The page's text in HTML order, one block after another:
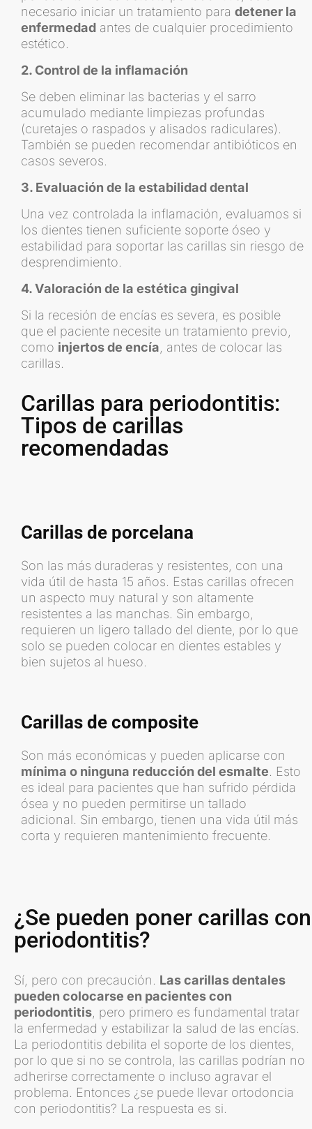
necesario iniciar un tratamiento para detener la
enfermedad antes de cualquier procedimiento
estético.
2. Control de la inflamación
Se deben eliminar las bacterias y el sarro
acumulado mediante limpiezas profundas
(curetajes o raspados y alisados radiculares).
También se pueden recomendar antibióticos en
casos severos.
3. Evaluación de la estabilidad dental
Una vez controlada la inflamación, evaluamos si
los dientes tienen suficiente soporte óseo y
estabilidad para soportar las carillas sin riesgo de
desprendimiento.
4. Valoración de la estética gingival
Si la recesión de encías es severa, es posible
que el paciente necesite un tratamiento previo,
como injertos de encía , antes de colocar las
carillas.
Carillas para periodontitis:
Tipos de carillas
recomendadas
Carillas de porcelana
Son las más duraderas y resistentes, con una
vida útil de hasta 15 años. Estas carillas ofrecen
un aspecto muy natural y son altamente
resistentes a las manchas. Sin embargo,
requieren un ligero tallado del diente, por lo que
solo se pueden colocar en dientes estables y
bien sujetos al hueso.
Carillas de composite
Son más económicas y pueden aplicarse con
mínima o ninguna reducción del esmalte. Esto
es ideal para pacientes que han sufrido pérdida
ósea y no pueden permitirse un tallado
adicional. Sin embargo, tienen una vida útil más
corta y requieren mantenimiento frecuente.
¿Se pueden poner carillas con
periodontitis?
Sí, pero con precaución. Las carillas dentales
pueden colocarse en pacientes con
periodontitis , pero primero es fundamental tratar
la enfermedad y estabilizar la salud de las encías.
La periodontitis debilita el soporte de los dientes,
por lo que si no se controla, las carillas podrían no
adherirse correctamente o incluso agravar el
problema. Entonces ¿se puede llevar ortodoncia
con periodontitis? La respuesta es si.